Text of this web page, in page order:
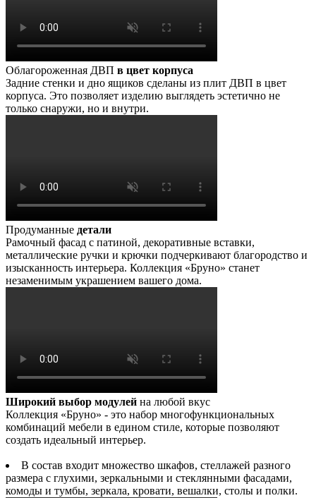
Облагороженная ДВП в цвет корпуса
Задние стенки и дно ящиков сделаны из плит ДВП в цвет
корпуса. Это позволяет изделию выглядеть эстетично не
только снаружи, но и внутри.
Продуманные детали
Рамочный фасад с патиной, декоративные вставки,
металлические ручки и крючки подчеркивают благородство и
изысканность интерьера. Коллекция «Бруно» станет
незаменимым украшением вашего дома.
Широкий выбор модулей на любой вкус
Коллекция «Бруно» - это набор многофункциональных
комбинаций мебели в едином стиле, которые позволяют
создать идеальный интерьер.
В состав входит множество шкафов, стеллажей разного
размера с глухими, зеркальными и стеклянными фасадами,
комоды и тумбы, зеркала, кровати, вешалки, столы и полки.